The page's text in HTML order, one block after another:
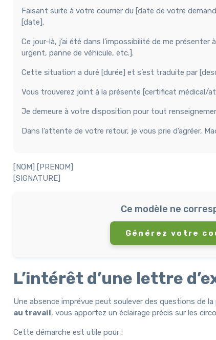
Faisant suite à votre courrier du [date de votre
[date].
Ce jour-là, j’ai été dans l’impossibilité de me
urgent, panne de véhicule, etc.].
Cette situation a duré [durée] et s’est traduite par
Vous trouverez joint à la présente [certificat
Je demeure à votre disposition pour tout
Dans l’attente de votre retour, je vous prie d’agréer,
[NOM] [PRENOM]
[SIGNATURE]
Ce modèle ne
Générez votre
L’intérêt d’une lettre
Une absence imprévue peut soulever des questions de
au travail, vous apportez un éclairage précis sur les
Cette démarche est utile pour :